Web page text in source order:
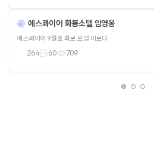
에스콰이어 화봉소델 임영웅
에스콰이어 9월호 화보 모델 이보다
264 60 709